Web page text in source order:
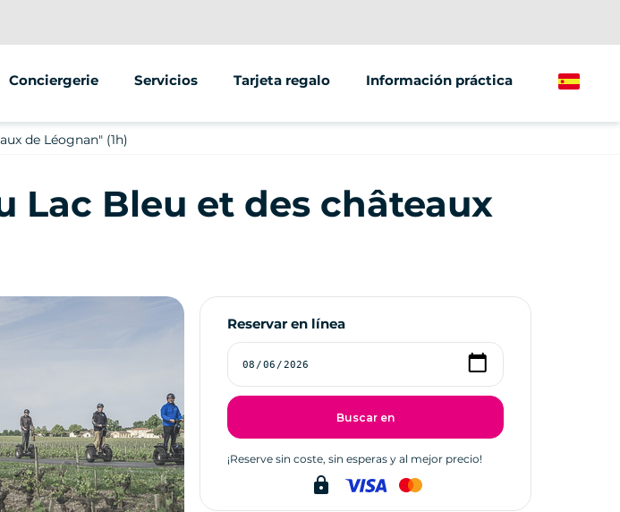
Conciergerie Servicios
Eventos y seminarios
Tarjeta regalo Información práctica Spanish
de Léognan" (1h)
Lac Bleu et des châteaux
Reservar en línea
Buscar en
¡Reserve sin coste, sin esperas y al mejor precio!
lock